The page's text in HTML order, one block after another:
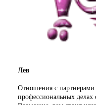
Лев
Отношения с партнерами
профессиональных